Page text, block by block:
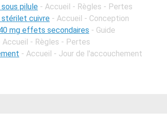
pilule - Accueil - Règles - Pertes
stérilet cuivre - Accueil - Conception
mg effets secondaires - Guide
Accueil - Règles - Pertes
- Accueil - Jour de l'accouchement